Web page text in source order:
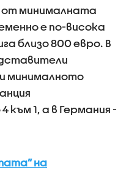
от минималната
е по-висока
близо 800 евро. В
минималното
1, а в Германия -
на